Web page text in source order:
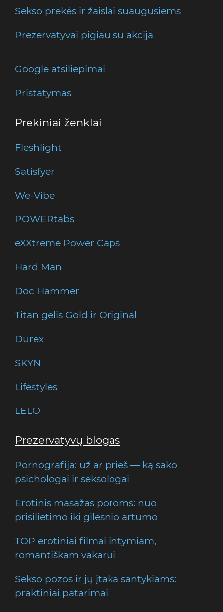
Sekso prekės ir žaislai suaugusiems
Prezervatyvai pigiau su akcija
Google atsiliepimai
Pristatymas
Prekiniai ženklai
Fleshlight
Satisfyer
We-Vibe
POWERtabs
eXXtreme Power Caps
Hard Man
Doc Hammer
Titan gelis Gold ir Original
Durex
SKYN
Lifestyles
LELO
Prezervatyvų blogas
Pornografija: už ar prieš — ką sako
psichologai ir seksologai
Erotinis masažas poroms: nuo
prisilietimo iki gilesnio artumo
TOP erotiniai filmai intymiam,
romantiškam vakarui
Sekso pozos ir jų įtaka santykiams:
praktiniai patarimai